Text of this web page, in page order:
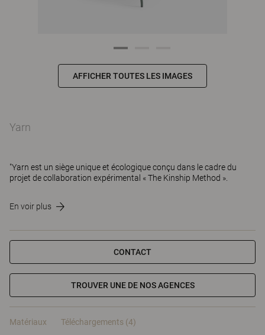
AFFICHER TOUTES LES IMAGES
Yarn
"Yarn est un siège unique et écologique conçu dans le cadre du
projet de collaboration expérimental « The Kinship Method ».
En voir plus
CONTACT
TROUVER UNE DE NOS AGENCES
Matériaux Téléchargements (4)